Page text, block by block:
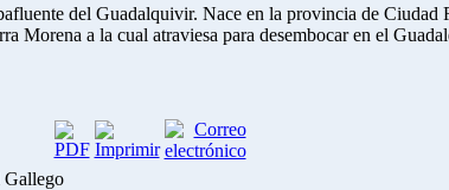
del Guadalquivir. Nace en la provincia de Ciudad
Morena a la cual atraviesa para desembocar en el